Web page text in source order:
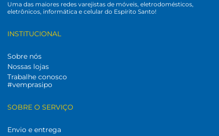
Uma das maiores redes varejistas de móveis, eletrodomésticos,
eletrônicos, informática e celular do Espírito Santo!
INSTITUCIONAL
Sobre nós
Nossas lojas
Trabalhe conosco
#vemprasipo
SOBRE O SERVIÇO
Envio e entrega